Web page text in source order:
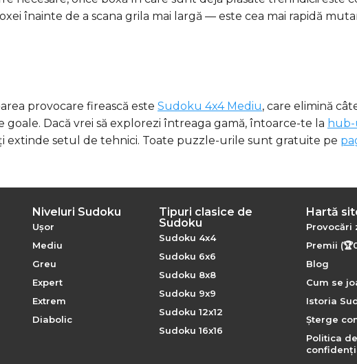
înainte de a scana grila mai largă — este cea mai rapidă
provocare firească este Sudoku 4x4 Mediu, care elimină
Dacă vrei să explorezi întreaga gamă, întoarce-te la
extinde setul de tehnici. Toate puzzle-urile sunt gratuite pe
Niveluri Sudoku
Ușor
Mediu
Greu
Expert
Extrem
Diabolic
Tipuri clasice de
Sudoku
Sudoku 4x4
Sudoku 6x6
Sudoku 8x8
Sudoku 9x9
Sudoku 12x12
Sudoku 16x16
Hartă
Provocări
Premii
Blog
Cum se
Istoria
Șterge
Politica de